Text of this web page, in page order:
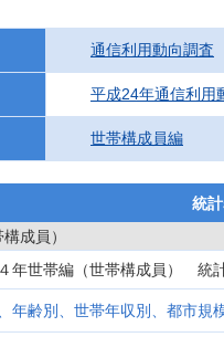
通信利用動向調査
平成24年通信利用
世帯構成員編
統
成員）
年世帯編（世帯構成員） 統
年齢別、世帯年収別、都市